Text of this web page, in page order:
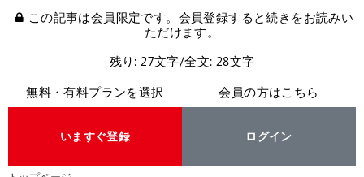
この記事は会員限定です。会員登録すると続きをお読みい
ただけます。
残り: 27文字/全文: 28文字
無料・有料プランを選択
いますぐ登録
会員の方はこちら
ログイン